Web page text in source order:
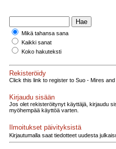
Mikä tahansa sana
Kaikki sanat
Koko hakuteksti
Rekisteröidy
Click this link to register to Suo - Mires and
Kirjaudu sisään
Jos olet rekisteröitynyt käyttäjä, kirjaudu
myöhempää käyttöä varten.
Ilmoitukset päivityksistä
Kirjautumalla saat tiedotteet uudesta